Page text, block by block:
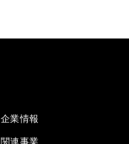
企業情報
関連事業